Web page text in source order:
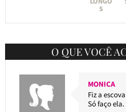
S
O QUE VOCÊ
MONICA
Fiz a
Só faço ela.